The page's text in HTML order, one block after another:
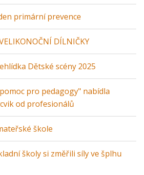
primární prevence
DÍLNIČKY
Dětské scény 2025
pro pedagogy" nabídla
od profesionálů
škole
školy si změřili síly ve šplhu